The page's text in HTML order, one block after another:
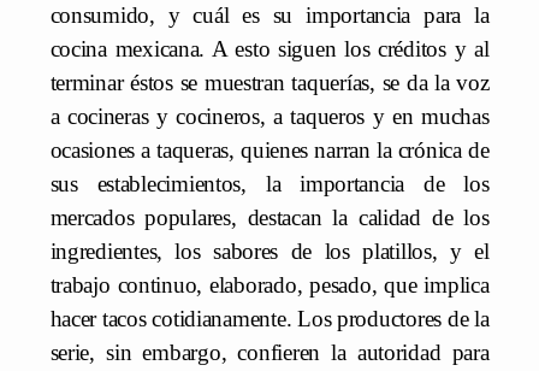
consumido, y cuál es su importancia para la
cocina mexicana. A esto siguen los créditos y al
terminar éstos se muestran taquerías, se da la voz
a cocineras y cocineros, a taqueros y en muchas
ocasiones a taqueras, quienes narran la crónica de
sus establecimientos, la importancia de los
mercados populares, destacan la calidad de los
ingredientes, los sabores de los platillos, y el
trabajo continuo, elaborado, pesado, que implica
hacer tacos cotidianamente. Los productores de la
serie, sin embargo, confieren la autoridad para